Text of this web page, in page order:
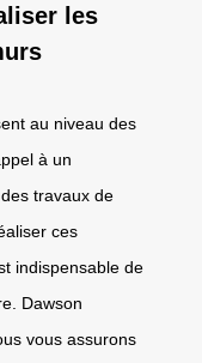
les
au niveau des
à un
travaux de
ces
indispensable de
Dawson
vous assurons